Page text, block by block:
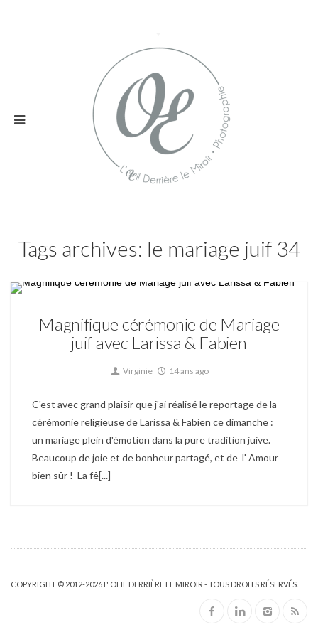
Tags archives: le mariage juif 34
Magnifique cérémonie de Mariage
juif avec Larissa & Fabien
Virginie 14 ans ago
C'est avec grand plaisir que j'ai réalisé le reportage de la
cérémonie religieuse de Larissa & Fabien ce dimanche :
un mariage plein d'émotion dans la pure tradition juive.
Beaucoup de joie et de bonheur partagé, et de l' Amour
bien sûr ! La fê[...]
COPYRIGHT © 2012-2026 L' OEIL DERRIÈRE LE MIROIR - TOUS DROITS RÉSERVÉS.